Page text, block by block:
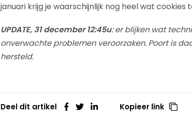
januari krijg je waarschijnlijk nog heel wat
UPDATE, 31 december 12:45u: er blijken wat
onverwachte problemen veroorzaken. Poort is
hersteld.
Deel dit artikel Kopieer link